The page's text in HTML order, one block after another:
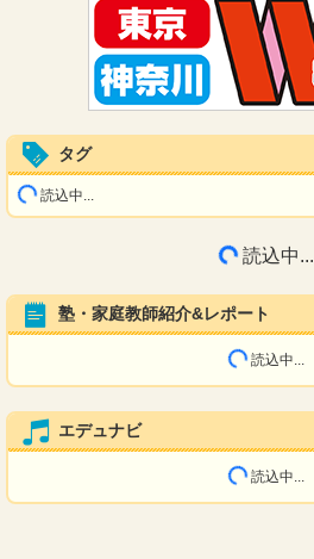
タグ
読込中...
読込中...
塾・家庭教師紹介&レポート
読込中...
エデュナビ
読込中...